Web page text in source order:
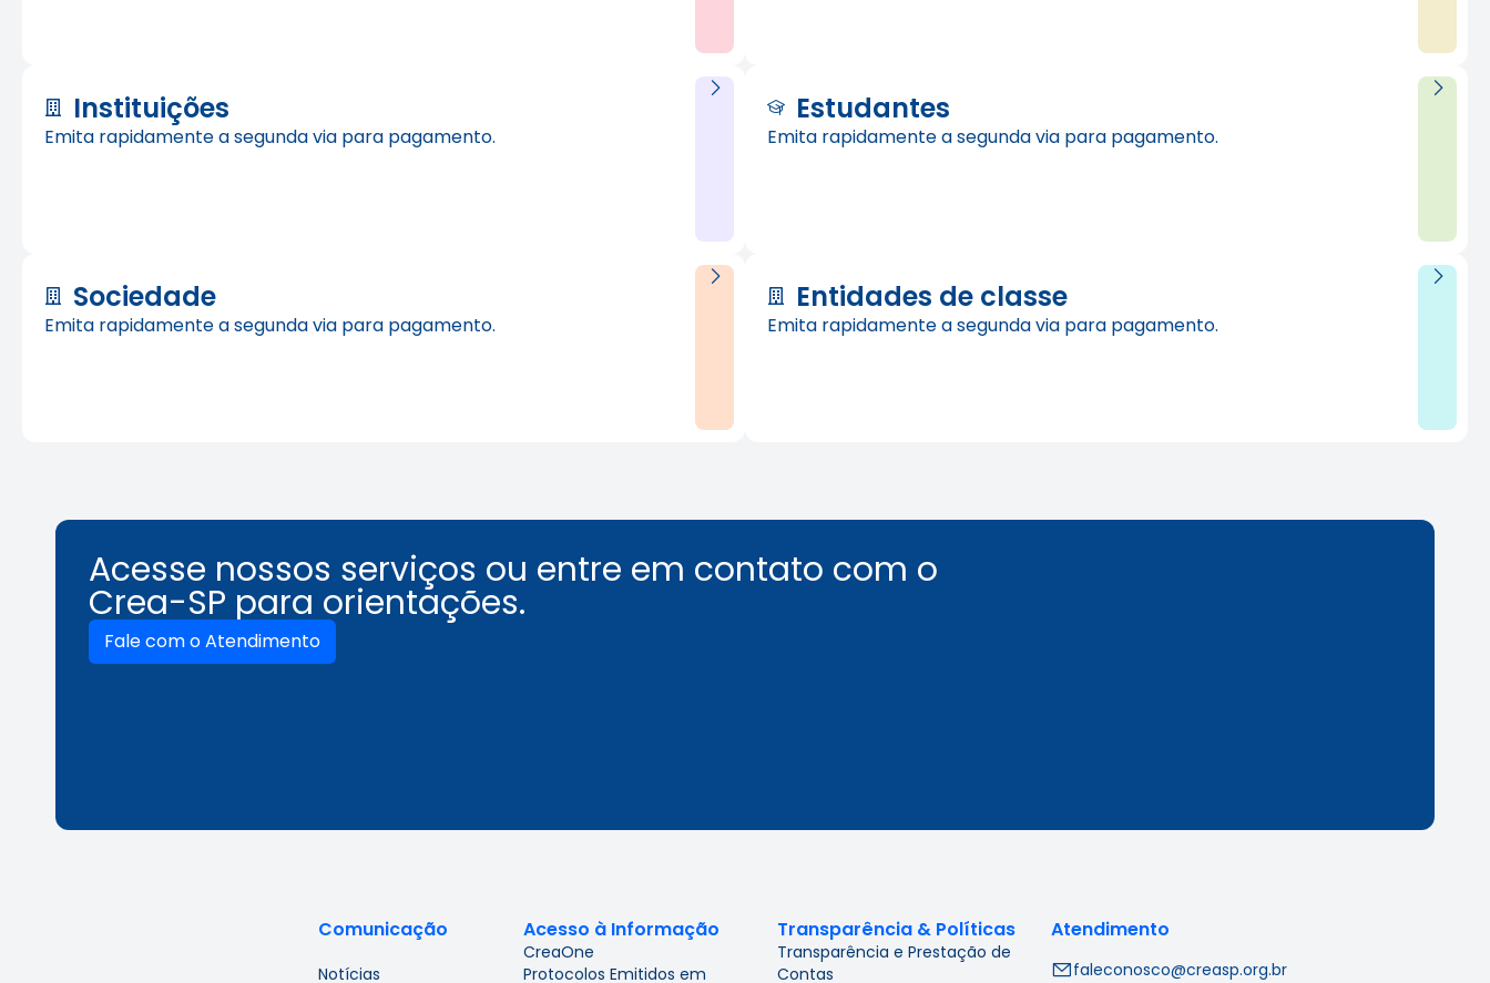
Instituições
Emita rapidamente a segunda via para pagamento.
Estudantes
Emita rapidamente a segunda via para pagamento.
Sociedade
Emita rapidamente a segunda via para pagamento.
Entidades de classe
Emita rapidamente a segunda via para pagamento.
Acesse nossos serviços ou entre em contato com o
Crea-SP para orientações.
Fale com o Atendimento
Comunicação
Notícias
Acesso à Informação
CreaOne
Protocolos Emitidos em
Transparência & Políticas
Transparência e Prestação de
Contas
Atendimento
faleconosco@creasp.org.br